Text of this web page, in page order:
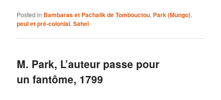
Posted in Bambaras et Pachalik de Tombouctou, Park (Mungo),
peul et pré-colonial,Sahel
M. Park, L’auteur passe pour
un fantôme, 1799